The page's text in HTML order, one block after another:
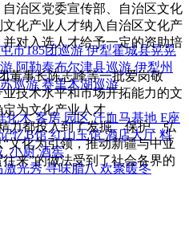
市185团巡游 伊犁霍城县晃晃
阿勒泰布尔津县巡游 伊犁州
巡游 赛里木湖巡游
化木 客房 园区 汗血马基地 F座
忆B馆 红山玉馆 酒店大厅 料
小厨 酒窖
激光秀 寻味腊八 欢聚暖冬
治区党委宣传部、自治区文化
化产业人才纳入自治区文化产
对入选人才给予一定的资助培
事长陈志峰等一批爱岗敬
技术水平和市场开拓能力的文
为文化产业人才。
都投入到了发掘、保护、弘
文化为引领，推动新疆与中亚
来”的做法受到了社会各界的